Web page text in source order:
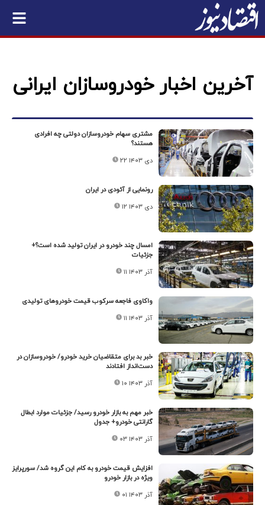
آخرین اخبار خودروسازان ایرانی
مشتری سهام خودروسازان دولتی چه افرادی
هستند؟
۲۲ دی ۱۴۰۳
رونمایی از آئودی در ایران
۱۲ دی ۱۴۰۳
امسال چند خودرو در ایران تولید شده است؟+
جزئیات
۱۱ آذر ۱۴۰۳
واکاوی فاجعه سرکوب قیمت خودروهای تولیدی
۱۱ آذر ۱۴۰۳
خبر بد برای متقاضیان خرید خودرو/ خودروسازان در
دست‌انداز افتادند
۱۰ آذر ۱۴۰۳
خبر مهم به بازار خودرو رسید/ جزئیات موارد ابطال
گارانتی خودرو+ جدول
۰۳ آذر ۱۴۰۳
افزایش قیمت خودرو به کام این گروه شد/ سورپرایز
ویژه در بازار خودرو
۰۱ آذر ۱۴۰۳